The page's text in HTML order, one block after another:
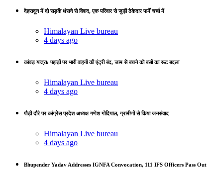
देहरादून में दो सड़कें धंसने से विवाद, एक परिवार से जुड़ी ठेकेदार फर्में चर्चा में
Himalayan Live bureau
4 days ago
कांवड़ यात्रा: पहाड़ों पर भारी वाहनों की एंट्री बंद, जाम से बचने को बसों का रूट बदला
Himalayan Live bureau
4 days ago
पौड़ी दौरे पर कांग्रेस प्रदेश अध्यक्ष गणेश गोदियाल, ग्रामीणों से किया जनसंवाद
Himalayan Live bureau
4 days ago
Bhupender Yadav Addresses IGNFA Convocation, 111 IFS Officers Pass Out